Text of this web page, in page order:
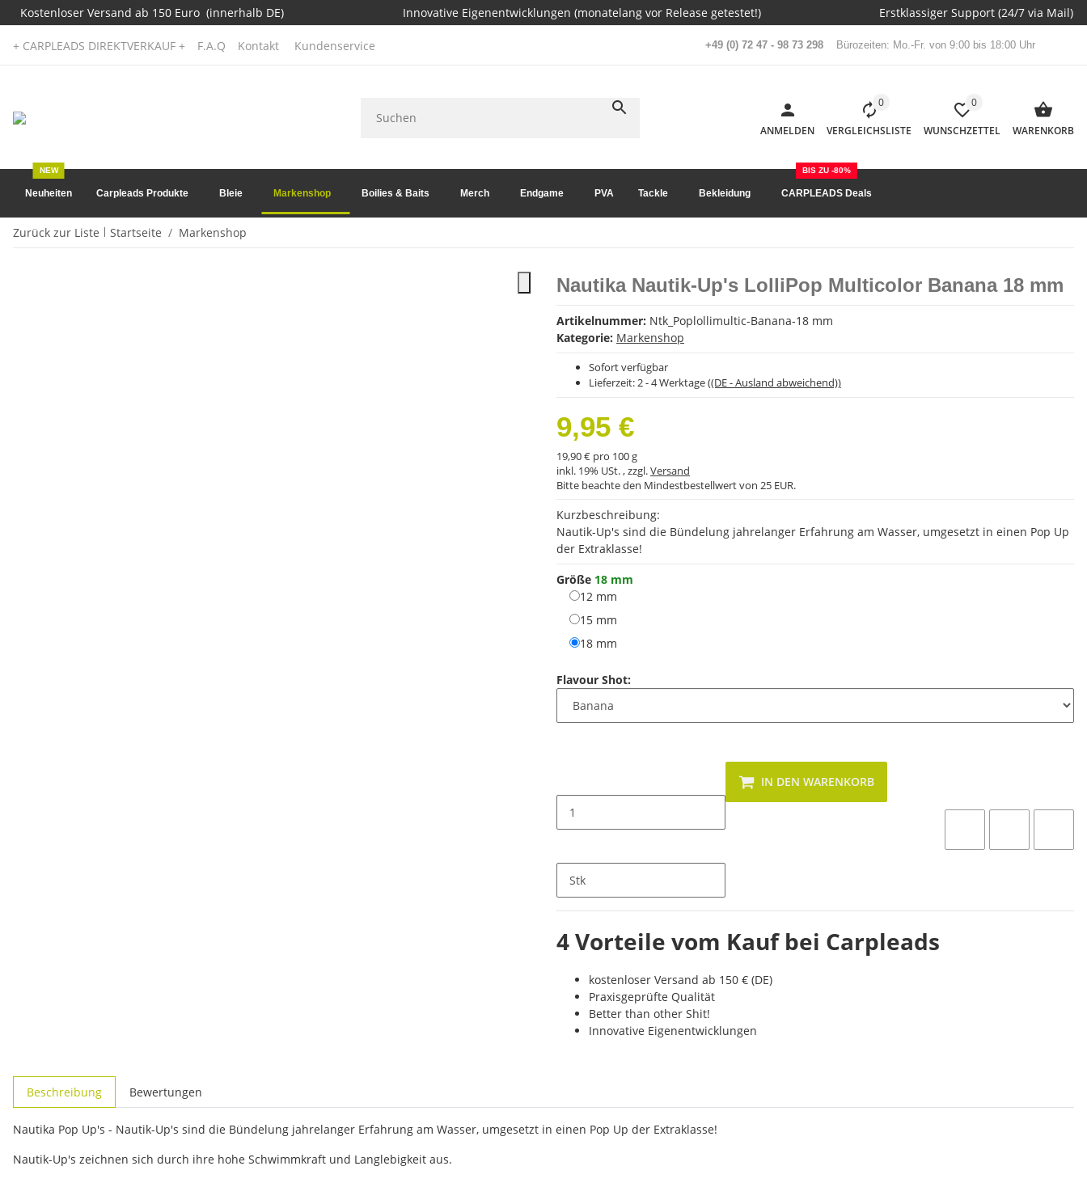
Kostenloser Versand ab 150 Euro (innerhalb DE) Innovative Eigenentwicklungen (monatelang vor Release getestet!) Erstklassiger Support (24/7 via Mail)
+ CARPLEADS DIREKTVERKAUF + F.A.Q Kontakt Kundenservice +49 (0) 72 47 - 98 73 298 Bürozeiten: Mo.-Fr. von 9:00 bis 18:00 Uhr
ANMELDEN
0
VERGLEICHSLISTE
0
WUNSCHZETTEL WARENKORB
Neuheiten
NEW
Carpleads Produkte Bleie Markenshop Boilies & Baits Merch Endgame PVA Tackle Bekleidung CARPLEADS Deals
BIS ZU -80%
Zurück zur Liste Startseite Markenshop
Nautika Nautik-Up's LolliPop Multicolor Banana 18 mm
Artikelnummer: Ntk_Poplollimultic-Banana-18 mm
Kategorie: Markenshop
Sofort verfügbar
Lieferzeit: 2 - 4 Werktage((DE - Ausland abweichend))
9,95 €
19,90 € pro 100 g
inkl. 19% USt. , zzgl.Versand
Bitte beachte den Mindestbestellwert von 25 EUR.
Kurzbeschreibung:
Nautik-Up's sind die Bündelung jahrelanger Erfahrung am Wasser, umgesetzt in einen Pop Up
der Extraklasse!
Größe 18 mm
12 mm
15 mm
18 mm
Flavour Shot:
Stk
IN DEN WARENKORB
4 Vorteile vom Kauf bei Carpleads
kostenloser Versand ab 150 € (DE)
Praxisgeprüfte Qualität
Better than other Shit!
Innovative Eigenentwicklungen
Beschreibung Bewertungen
Nautika Pop Up's - Nautik-Up's sind die Bündelung jahrelanger Erfahrung am Wasser, umgesetzt in einen Pop Up der Extraklasse!
Nautik-Up's zeichnen sich durch ihre hohe Schwimmkraft und Langlebigkeit aus.